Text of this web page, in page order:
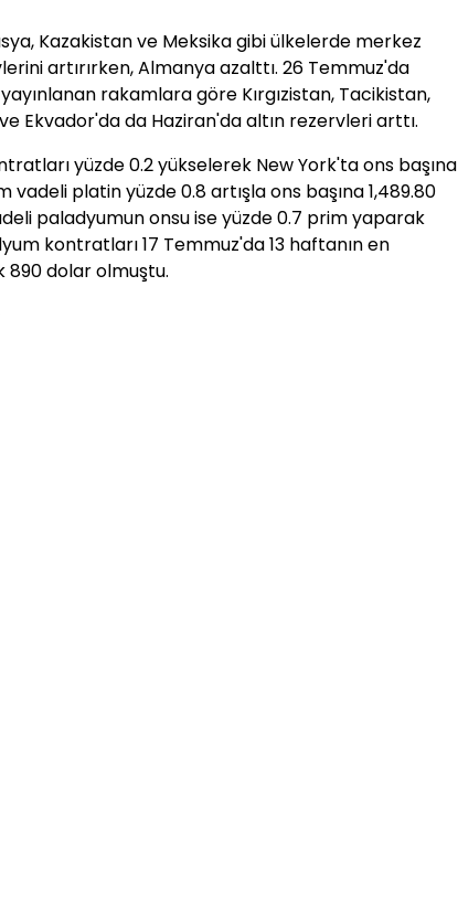
Kazakistan ve Meksika gibi ülkelerde merkez
artırırken, Almanya azalttı. 26 Temmuz'da
rakamlara göre Kırgızistan, Tacikistan,
Ekvador'da da Haziran'da altın rezervleri arttı.
yüzde 0.2 yükselerek New York'ta ons başına
vadeli platin yüzde 0.8 artışla ons başına 1,489.80
paladyumun onsu ise yüzde 0.7 prim yaparak
kontratları 17 Temmuz'da 13 haftanın en
890 dolar olmuştu.